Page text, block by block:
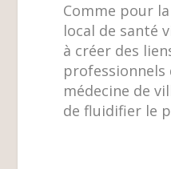
Comme pour
local de santé
à créer des
professionnels
médecine de
de fluidifier le